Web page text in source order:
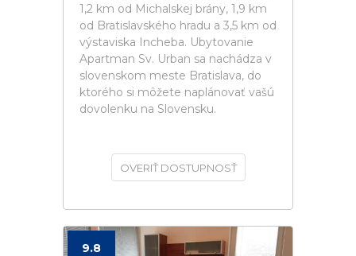
1,2 km od Michalskej brány, 1,9 km
od Bratislavského hradu a 3,5 km od
výstaviska Incheba. Ubytovanie
Apartman Sv. Urban sa nachádza v
slovenskom meste Bratislava, do
ktorého si môžete naplánovať vašú
dovolenku na Slovensku.
OVERIŤ DOSTUPNOSŤ
9.8